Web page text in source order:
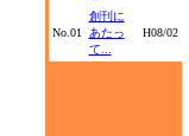
No.01
創刊に
あたっ
て...
H08/02